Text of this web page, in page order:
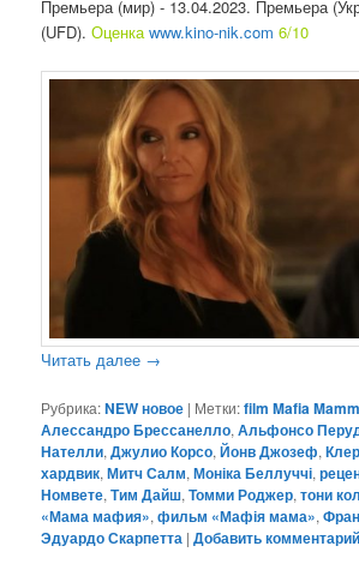
Премьера (мир) - 13.04.2023. Премьера
(UFD).Оценкаwww.kino-nik.com 6/10
Читать далее →
Рубрика:NEW новое | Метки:film Mafia
Алессандро Брессанелло,Альфонсо
Нателли,Джулио Корсо,Йонв Джозеф,
хардвик,Митч Салм,Моніка Беллуччі,
Номвете,Тим Дайш,Томми Роджер,тони
«Мама мафия»,фильм «Мафія мама»,
Эдуардо Скарпетта |Добавить комментарий